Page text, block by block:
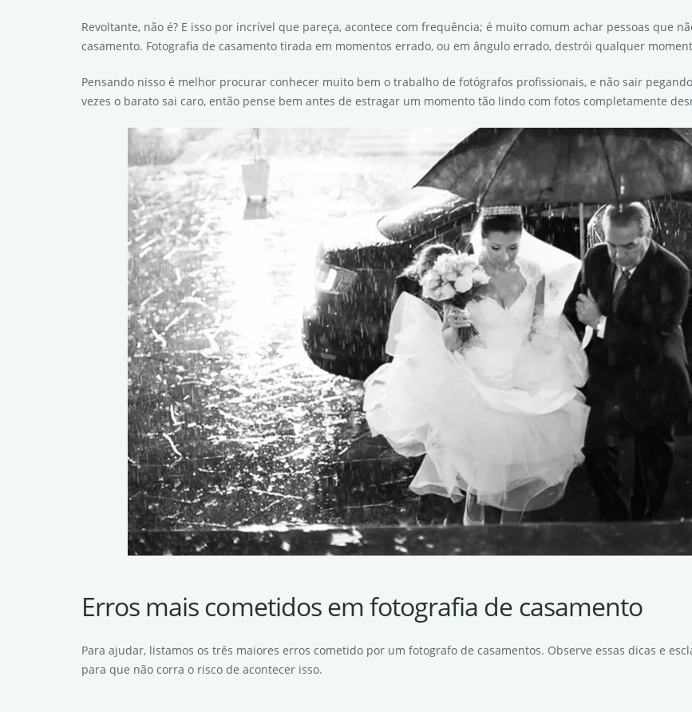
Revoltante, não é? E isso por incrível que pareça, acontece com frequência; é muito comum achar pessoas que
casamento. Fotografia de casamento tirada em momentos errado, ou em ângulo errado, destrói qualquer
Pensando nisso é melhor procurar conhecer muito bem o trabalho de fotógrafos profissionais, e não sair
vezes o barato sai caro, então pense bem antes de estragar um momento tão lindo com fotos completamente
Erros mais cometidos em fotografia de casamento
Para ajudar, listamos os três maiores erros cometido por um fotografo de casamentos. Observe essas dicas e
para que não corra o risco de acontecer isso.